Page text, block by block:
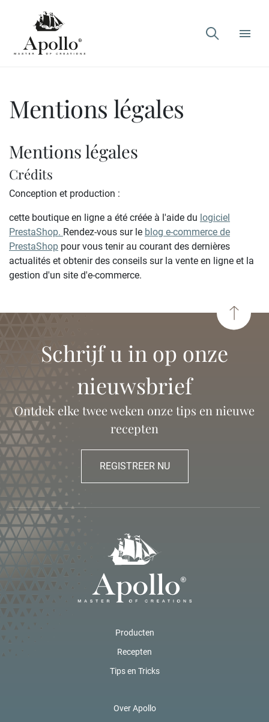

Mentions légales
Mentions légales
Crédits
Conception et production :
cette boutique en ligne a été créée à l'aide du logiciel
PrestaShop. Rendez-vous sur le blog e-commerce de
PrestaShop pour vous tenir au courant des dernières
actualités et obtenir des conseils sur la vente en ligne et la
gestion d'un site d'e-commerce.
Schrijf u in op onze
nieuwsbrief
Ontdek elke twee weken onze tips en nieuwe
recepten
REGISTREER NU
Producten
Recepten
Tips en Tricks
Over Apollo